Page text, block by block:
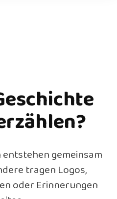
gemeinsam
tragen Logos,
oder Erinnerungen